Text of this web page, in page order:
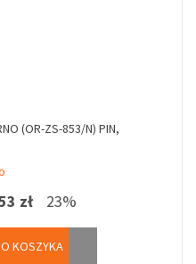
(OR-ZS-853/N) PIN,
zł 23%
KOSZYKA